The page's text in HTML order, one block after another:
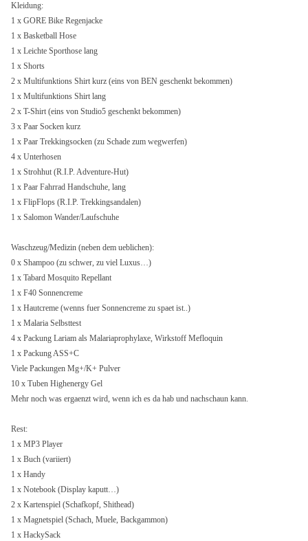
Kleidung:
1 x GORE Bike Regenjacke
1 x Basketball Hose
1 x Leichte Sporthose lang
1 x Shorts
2 x Multifunktions Shirt kurz (eins von BEN geschenkt bekommen)
1 x Multifunktions Shirt lang
2 x T-Shirt (eins von Studio5 geschenkt bekommen)
3 x Paar Socken kurz
1 x Paar Trekkingsocken (zu Schade zum wegwerfen)
4 x Unterhosen
1 x Strohhut (R.I.P. Adventure-Hut)
1 x Paar Fahrrad Handschuhe, lang
1 x FlipFlops (R.I.P. Trekkingsandalen)
1 x Salomon Wander/Laufschuhe
Waschzeug/Medizin (neben dem ueblichen):
0 x Shampoo (zu schwer, zu viel Luxus…)
1 x Tabard Mosquito Repellant
1 x F40 Sonnencreme
1 x Hautcreme (wenns fuer Sonnencreme zu spaet ist..)
1 x Malaria Selbsttest
4 x Packung Lariam als Malariaprophylaxe, Wirkstoff Mefloquin
1 x Packung ASS+C
Viele Packungen Mg+/K+ Pulver
10 x Tuben Highenergy Gel
Mehr noch was ergaenzt wird, wenn ich es da hab und nachschaun kann.
Rest:
1 x MP3 Player
1 x Buch (variiert)
1 x Handy
1 x Notebook (Display kaputt…)
2 x Kartenspiel (Schafkopf, Shithead)
1 x Magnetspiel (Schach, Muele, Backgammon)
1 x HackySack